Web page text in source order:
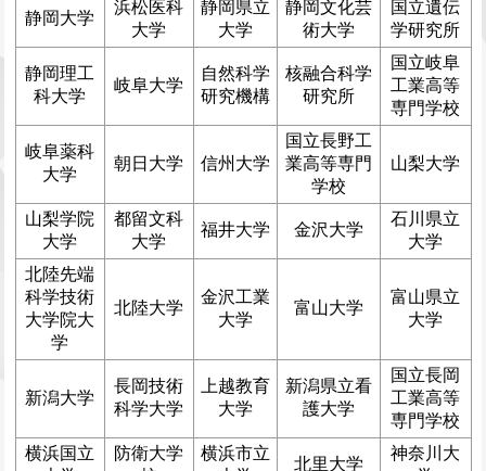
静岡大学
浜松医科
大学
静岡県立
大学
静岡文化芸
術大学
国立遺伝
学研究所
静岡理工
科大学
岐阜大学
自然科学
研究機構
核融合科学
研究所
国立岐阜
工業高等
専門学校
岐阜薬科
大学
朝日大学 信州大学
国立長野工
業高等専門
学校
山梨大学
山梨学院
大学
都留文科
大学
福井大学 金沢大学
石川県立
大学
北陸先端
科学技術
大学院大
学
北陸大学
金沢工業
大学
富山大学
富山県立
大学
新潟大学
長岡技術
科学大学
上越教育
大学
新潟県立看
護大学
国立長岡
工業高等
専門学校
横浜国立
防衛大学
横浜市立
北里大学
神奈川大